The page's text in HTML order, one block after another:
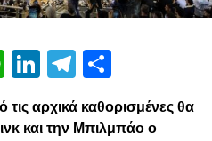
WhatsApp
LinkedIn
Telegram
αρχικά καθορισμένες θα
και την Μπιλμπάο ο